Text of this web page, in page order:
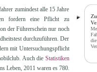
zumindest alle 15 Jahre
fordern eine Pflicht zu
der Führerschein nur noch
durchzuführen. Der
mit Untersuchungspflicht
Auch die Statistiken
Leben, 2011 waren es 780.